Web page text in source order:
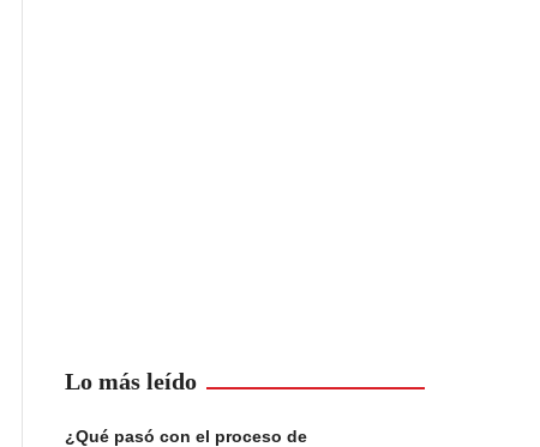
Lo más leído
¿Qué pasó con el proceso de